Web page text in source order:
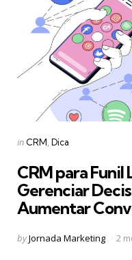
Categories
Posted
in CRM Dica
CRM para Funil
Gerenciar
Aumentar
Posted
byJornada Marketing 2